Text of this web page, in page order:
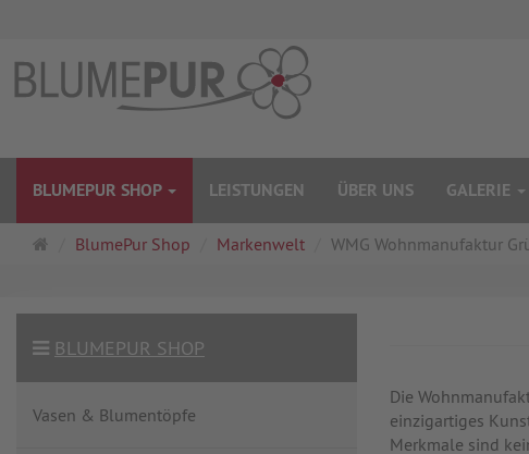
BLUMEPUR SHOP LEISTUNGEN ÜBER UNS GALERIE
Startseite
BlumePur Shop Markenwelt WMG Wohnmanufaktur
Die
einzigartiges
Merkmale sind
BLUMEPUR SHOP
Vasen & Blumentöpfe